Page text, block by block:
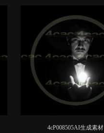
4cP008505AI生成素材